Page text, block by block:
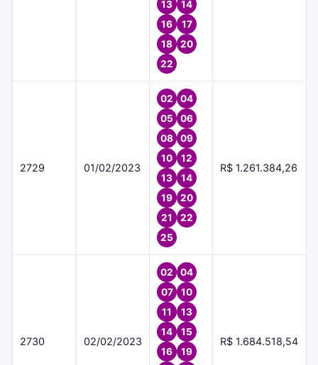
13
14
16
17
18
20
22
2729 01/02/2023
02
04
05
06
08
09
10
12
13
14
19
20
21
22
25
R$ 1.261.384,26
2730 02/02/2023
02
04
07
10
11
13
14
15
16
19
R$ 1.684.518,54